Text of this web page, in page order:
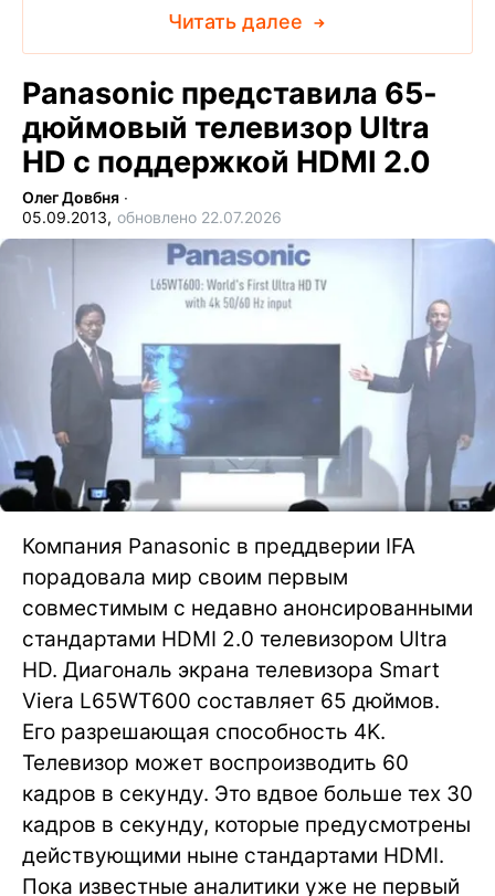
Читать далее
Panasonic представила 65-
дюймовый телевизор Ultra
HD с поддержкой HDMI 2.0
Олег Довбня ∙
05.09.2013, обновлено 22.07.2026
Компания Panasonic в преддверии IFA
порадовала мир своим первым
совместимым с недавно анонсированными
стандартами HDMI 2.0 телевизором Ultra
HD. Диагональ экрана телевизора Smart
Viera L65WT600 составляет 65 дюймов.
Его разрешающая способность 4K.
Телевизор может воспроизводить 60
кадров в секунду. Это вдвое больше тех 30
кадров в секунду, которые предусмотрены
действующими ныне стандартами HDMI.
Пока известные аналитики уже не первый